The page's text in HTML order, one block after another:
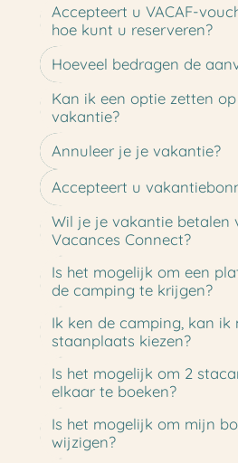
Accepteert u VACAF-
hoe kunt u reserveren?
Hoeveel bedragen de
Kan ik een optie zetten
vakantie?
Annuleer je je vakantie?
Accepteert u
Wil je je vakantie betalen
Vacances Connect?
Is het mogelijk om een
de camping te krijgen?
Ik ken de camping, kan ik
staanplaats kiezen?
Is het mogelijk om 2
elkaar te boeken?
Is het mogelijk om mijn
wijzigen?